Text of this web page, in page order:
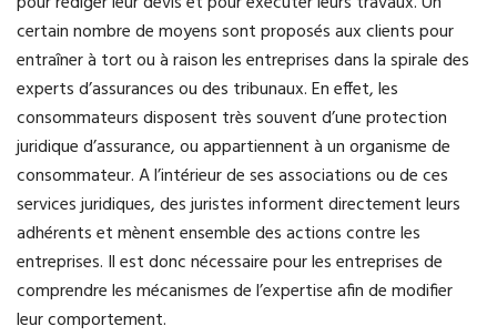
certain nombre de moyens sont proposés aux clients pour
entraîner à tort ou à raison les entreprises dans la spirale des
experts d’assurances ou des tribunaux. En effet, les
consommateurs disposent très souvent d’une protection
juridique d’assurance, ou appartiennent à un organisme de
consommateur. A l’intérieur de ses associations ou de ces
services juridiques, des juristes informent directement leurs
adhérents et mènent ensemble des actions contre les
entreprises. Il est donc nécessaire pour les entreprises de
comprendre les mécanismes de l’expertise afin de modifier
leur comportement.